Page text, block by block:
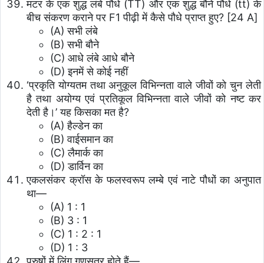
मटर के एक शुद्ध लंबे पौधे (TT) और एक शुद्ध बौने पौधे (tt) के
बीच संकरण कराने पर F1 पीढ़ी में कैसे पौधे प्राप्त हुए? [24 A]
(A) सभी लंबे
(B) सभी बौने
(C) आधे लंबे आधे बौने
(D) इनमें से कोई नहीं
‘प्रकृति योग्यतम तथा अनुकूल विभिन्नता वाले जीवों को चुन लेती
है तथा अयोग्य एवं प्रतिकूल विभिन्नता वाले जीवों को नष्ट कर
देती है।’ यह किसका मत है?
(A) हैल्डेन का
(B) वाईसमान का
(C) लैमार्क का
(D) डार्विन का
एकलसंकर क्रॉस के फलस्वरूप लम्बे एवं नाटे पौधों का अनुपात
था—
(A) 1 : 1
(B) 3 : 1
(C) 1 : 2 : 1
(D) 1 : 3